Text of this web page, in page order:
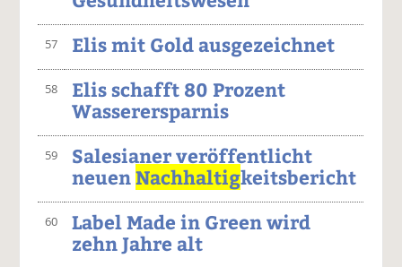
57 Elis mit Gold ausgezeichnet
58
Elis schafft 80 Prozent
Wasserersparnis
59
Salesianer veröffentlicht
neuenNachhaltigkeitsbericht
60
Label Made in Green wird
zehn Jahre alt